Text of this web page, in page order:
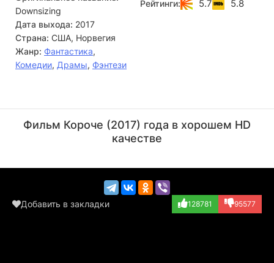
Downsizing
Дата выхода: 2017
Страна: США, Норвегия
Жанр: Фантастика,
Комедии, Драмы, Фэнтези
Рейтинги: 5.7 5.8
(Konrad)
(Paul Safranek)
Фильм Короче (2017) года в хорошем HD
качестве
Добавить в закладки 128781 95577